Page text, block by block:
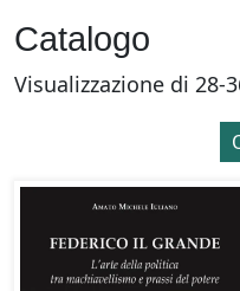
Catalogo
Visualizzazione di 28-